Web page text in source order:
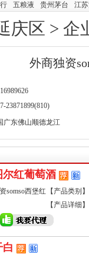
五粮液 贵州茅台 江
庆区 > 企
外商独资
23871899(810)
广东佛山顺德龙江
红葡萄酒
somso西堡红
【产品类别
【产品详细